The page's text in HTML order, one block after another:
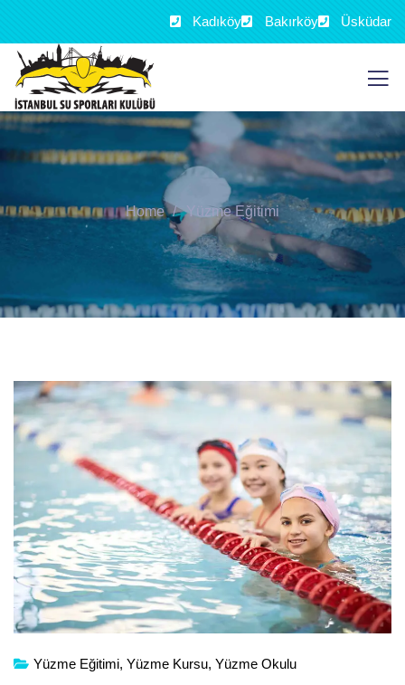
Kadıköy Bakırköy Üsküdar
Home Yüzme Eğitimi
Yüzme Eğitimi, Yüzme Kursu, Yüzme Okulu